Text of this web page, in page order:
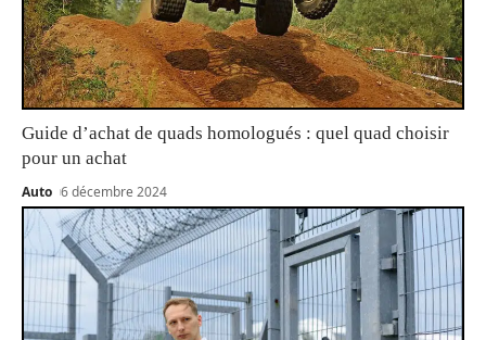
Guide d’achat de quads homologués : quel quad choisir
pour un achat
Auto 6 décembre 2024